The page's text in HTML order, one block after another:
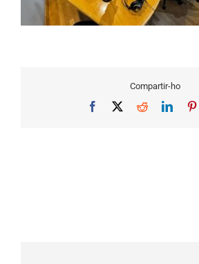
Compartir-ho
Facebook Reddit